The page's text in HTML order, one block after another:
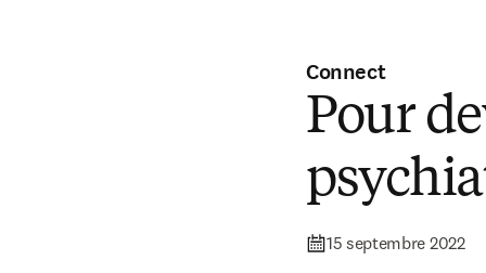
Connect
Pour
15 septembre 2022